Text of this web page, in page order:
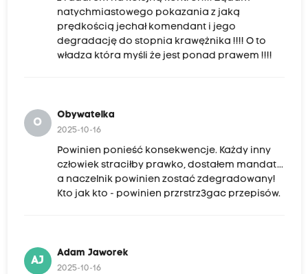
natychmiastowego pokazania z jaką
prędkością jechał komendant i jego
degradację do stopnia krawężnika !!!! O to
władza która myśli że jest ponad prawem !!!!
O
Obywatelka
2025-10-16
Powinien ponieść konsekwencje. Każdy inny
człowiek straciłby prawko, dostałem mandat...
a naczelnik powinien zostać zdegradowany!
Kto jak kto - powinien przrstrz3gac przepisów.
AJ
Adam Jaworek
2025-10-16